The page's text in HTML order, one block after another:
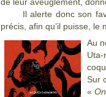
Il alerte donc son
précis, afin qu’il puisse, le
Au
Uta-
Sur
«